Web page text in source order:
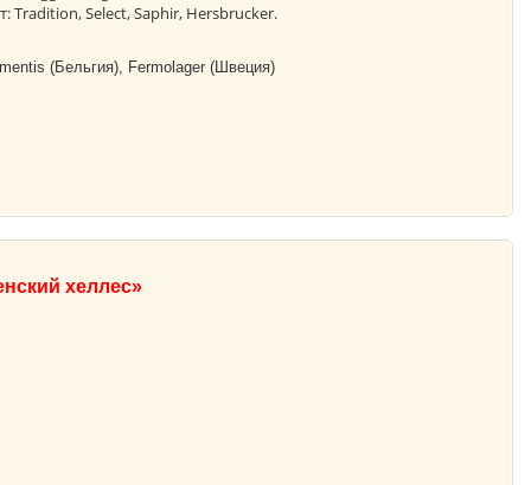
Tradition, Select, Saphir, Hersbrucker.
(Бельгия), Fermolager (Швеция)
хеллес»